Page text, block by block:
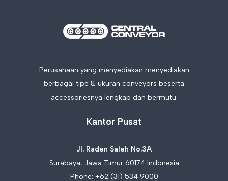
Perusahaan yang menyediakan menyediakan
berbagai tipe & ukuran conveyors beserta
accessoriesnya lengkap dan bermutu.
Kantor Pusat
Jl. Raden Saleh No.3A
Surabaya, Jawa Timur 60174 Indonesia
Phone: +62 (31) 534 9000